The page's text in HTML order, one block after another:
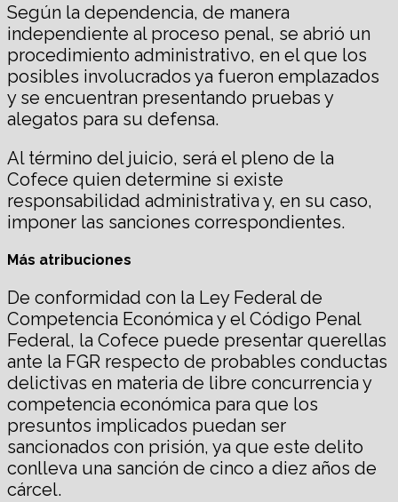
Según la dependencia, de manera
independiente al proceso penal, se abrió un
procedimiento administrativo, en el que los
posibles involucrados ya fueron emplazados
y se encuentran presentando pruebas y
alegatos para su defensa.
Al término del juicio, será el pleno de la
Cofece quien determine si existe
responsabilidad administrativa y, en su caso,
imponer las sanciones correspondientes.
Más atribuciones
De conformidad con la Ley Federal de
Competencia Económica y el Código Penal
Federal, la Cofece puede presentar querellas
ante la FGR respecto de probables conductas
delictivas en materia de libre concurrencia y
competencia económica para que los
presuntos implicados puedan ser
sancionados con prisión, ya que este delito
conlleva una sanción de cinco a diez años de
cárcel.